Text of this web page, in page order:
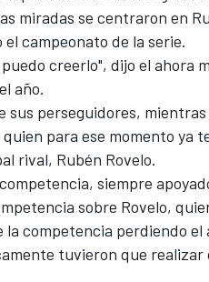
miradas se centraron en
campeonato de la serie.
creerlo", dijo el ahora
año.
sus perseguidores,
para ese momento ya
rival, Rubén Rovelo.
siempre
sobre Rovelo,
competencia perdiendo el
tuvieron que realizar